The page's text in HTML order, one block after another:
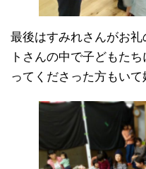
最後はすみれさんがお
トさんの中で子どもた
ってくださった方もいて